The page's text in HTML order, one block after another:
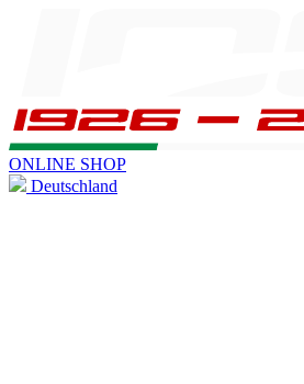
ONLINE SHOP
Deutschland